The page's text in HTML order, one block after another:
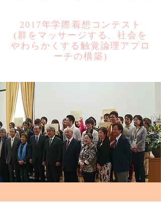
2017年学際着想コンテスト
​(群をマッサージする、社会を
やわらかくする触覚論理アプロ
ーチの構築)